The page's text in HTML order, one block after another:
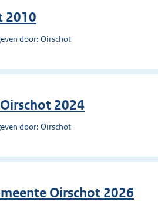
2010
door: Oirschot
2024
door: Oirschot
Oirschot 2026